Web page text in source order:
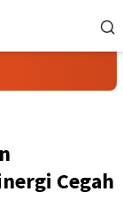
Cegah